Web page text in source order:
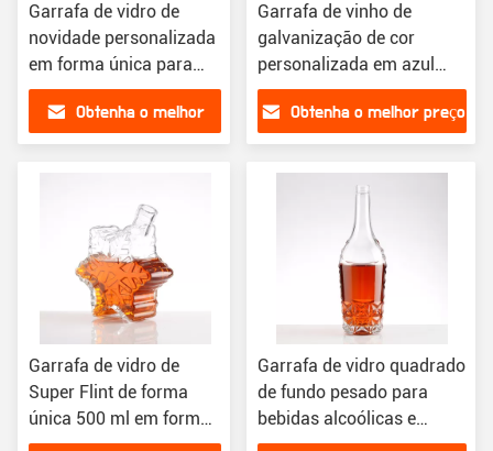
Garrafa de vidro de
novidade personalizada
em forma única para
vodka whisky rum gin
Obtenha o melhor
Garrafa de vinho de
galvanização de cor
personalizada em azul
rosa vermelho cinza para
bebidas espirituosas e
brandy
Obtenha o melhor preço
Garrafa de vidro de
Super Flint de forma
única 500 ml em forma
de estrela de vidro de
Garrafa de vidro quadrado
de fundo pesado para
bebidas alcoólicas e
tequila feita de vidro de